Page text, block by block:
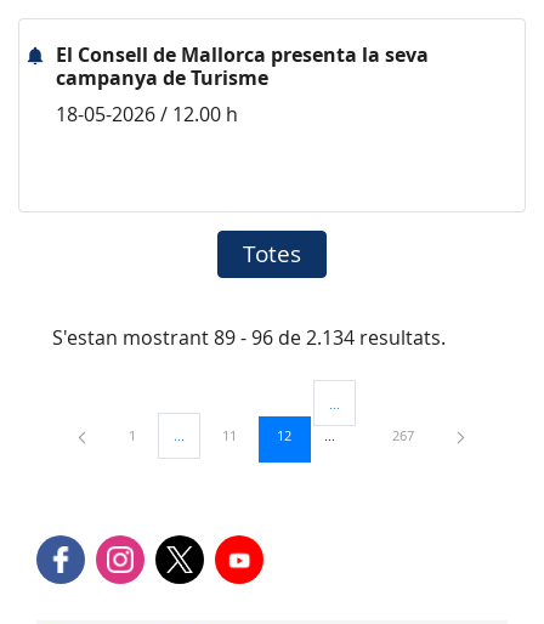
El Consell de Mallorca presenta la seva
campanya de Turisme
18-05-2026 / 12.00 h
Totes
S'estan mostrant 89 - 96 de 2.134 resultats.
Pàgina
1 ...Pàgines intermèdies Utilitzeu TAB per navegar.
Pàgina
11 Pàgina
12
Pàgines intermèdies Utilitzeu
Pàgina
267